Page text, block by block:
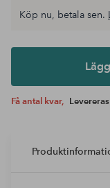
Lägg i
Köp nu, betala sen.
Få antal kvar,